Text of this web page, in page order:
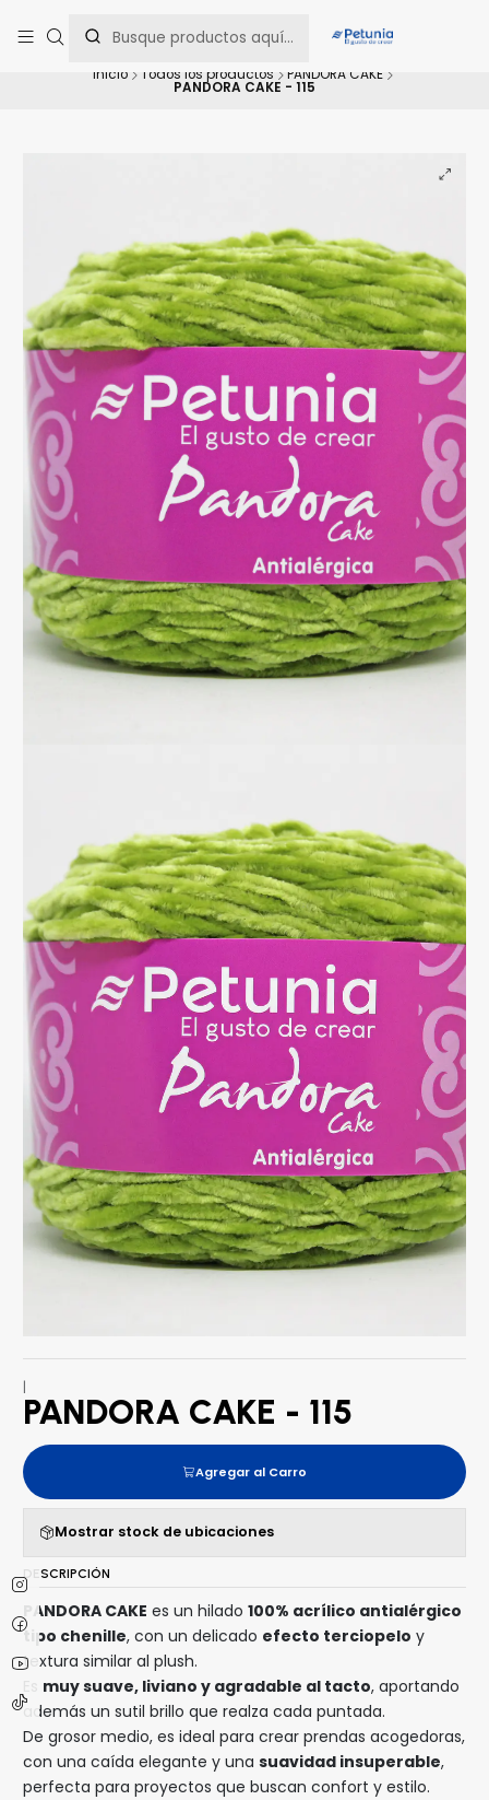
una asesoría personalizada.
Inicio Todos los productos PANDORA CAKE
PANDORA CAKE - 115
PANDORA CAKE - 115
Agregar al Carro
Mostrar stock de ubicaciones
DESCRIPCIÓN
PANDORA CAKE es un hilado 100% acrílico antialérgico
tipo chenille, con un delicado efecto terciopelo y
textura similar al plush.
muy suave, liviano y agradable al tacto, aportando
además un sutil brillo que realza cada puntada.
De grosor medio, es ideal para crear prendas acogedoras,
con una caída elegante y una suavidad insuperable,
perfecta para proyectos que buscan confort y estilo.